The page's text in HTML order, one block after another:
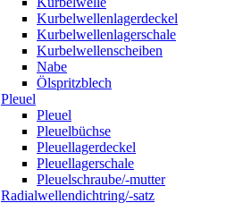
Kurbelwellenlagerdeckel
Kurbelwellenlagerschale
Kurbelwellenscheiben
Nabe
Ölspritzblech
Pleuel
Pleuel
Pleuelbüchse
Pleuellagerdeckel
Pleuellagerschale
Pleuelschraube/-mutter
Radialwellendichtring/-satz